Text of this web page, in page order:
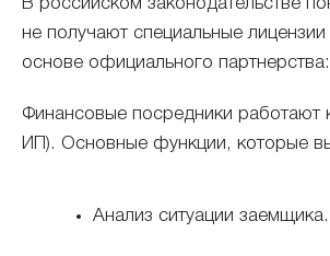
В российском законодательстве
не получают специальные
основе официального
Финансовые посредники работают
ИП). Основные функции, которые
Анализ ситуации заемщика.